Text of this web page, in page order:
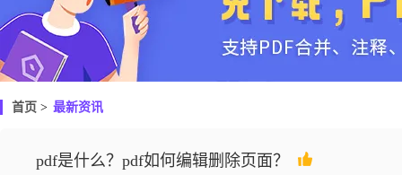
首页 > 最新资讯
pdf是什么？pdf如何编辑删除页面？